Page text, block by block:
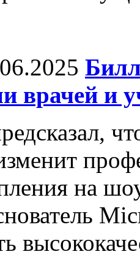
врачей и
на